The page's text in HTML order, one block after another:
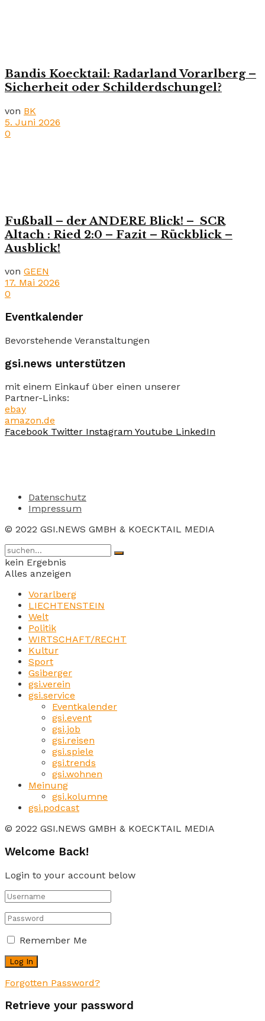
Bandis Koecktail: Radarland Vorarlberg –
Sicherheit oder Schilderdschungel?
von BK
5. Juni 2026
0
Fußball – der ANDERE Blick! – SCR
Altach : Ried 2:0 – Fazit – Rückblick –
Ausblick!
von GEEN
17. Mai 2026
0
Eventkalender
Bevorstehende Veranstaltungen
gsi.news unterstützen
mit einem Einkauf über einen unserer
Partner-Links:
ebay
amazon.de
Facebook Twitter Instagram Youtube LinkedIn
Datenschutz
Impressum
© 2022 GSI.NEWS GMBH & KOECKTAIL MEDIA
kein Ergebnis
Alles anzeigen
Vorarlberg
LIECHTENSTEIN
Welt
Politik
WIRTSCHAFT/RECHT
Kultur
Sport
Gsiberger
gsi.verein
gsi.service
Eventkalender
gsi.event
gsi.job
gsi.reisen
gsi.spiele
gsi.trends
gsi.wohnen
Meinung
gsi.kolumne
gsi.podcast
© 2022 GSI.NEWS GMBH & KOECKTAIL MEDIA
Welcome Back!
Login to your account below
Remember Me
Forgotten Password?
Retrieve your password